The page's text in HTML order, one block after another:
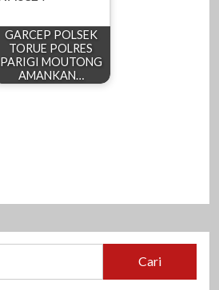
GARCEP POLSEK
TORUE POLRES
PARIGI MOUTONG
AMANKAN…